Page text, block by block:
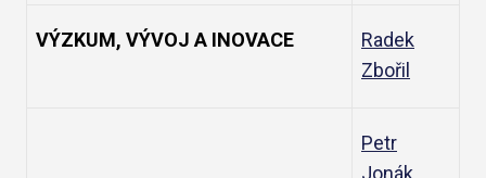
VÝZKUM, VÝVOJ A INOVACE
Radek
Zbořil
Petr
Jonák